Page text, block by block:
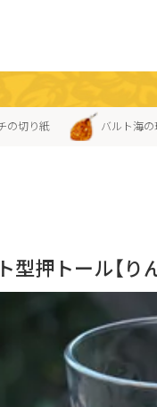
の切り紙 バルト海の
型押トール【